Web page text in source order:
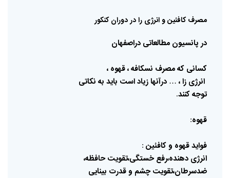
مصرف کافئینوانرژی رادردوران کنکور
در پانسیون مطالعاتی دراصفهان
کسانی کهمصرف نسکافه،قهوه ،
انرژی زا، … در‌آنهازیاداست باید به نکاتی
توجهکنند.
قهوه:
فوایدقهوه وکافئین :
انرژی دهنده،رفع خستگی،تقویت حافظه،
ضدسرطان،تقویت چشم وقدرت بینایی